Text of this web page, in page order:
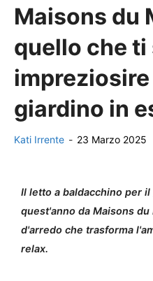
Maisons du
quello che ti
giardino in
Kati Irrente - 23 Marzo 2025
Il letto a baldacchino per
quest'anno da Maisons
d'arredo che trasforma
relax.